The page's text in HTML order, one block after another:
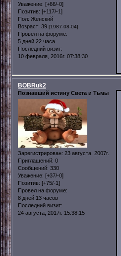
Уважение: [+66/-0]
Позитив: [+117/-1]
Пол: Женский
Возраст: 39 [1987-08-04]
Провел на форуме:
5 дней 22 часа
Последний визит:
10 февраля, 2016г. 07:38:30
BOBRuk2
Познавший истину Света и Тьмы
Зарегистрирован: 23 августа, 2007г.
Приглашений: 0
Сообщений: 330
Уважение: [+37/-0]
Позитив: [+75/-1]
Провел на форуме:
8 дней 13 часов
Последний визит:
24 августа, 2017г. 15:38:15